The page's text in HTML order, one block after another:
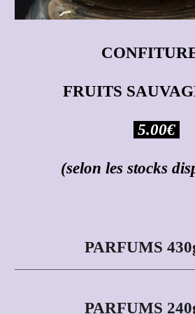
FRUITS
5.00€
(selon les stocks
PARFUMS
PARFUMS